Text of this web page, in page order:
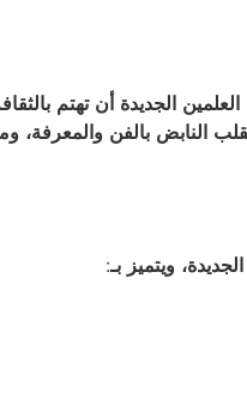
الجديدة أن تهتم
النابض بالفن
ويتميز بـ: